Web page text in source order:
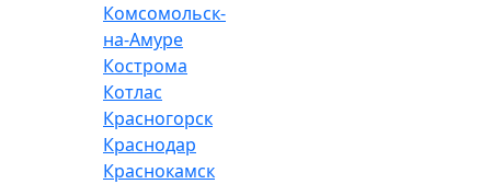
Комсомольск-
на-Амуре
Кострома
Котлас
Красногорск
Краснодар
Краснокамск